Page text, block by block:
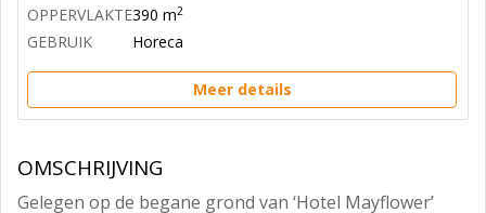
OPPERVLAKTE390 m2
GEBRUIK Horeca
Meer details
OMSCHRIJVING
Gelegen op de begane grond van ‘Hotel Mayflower’